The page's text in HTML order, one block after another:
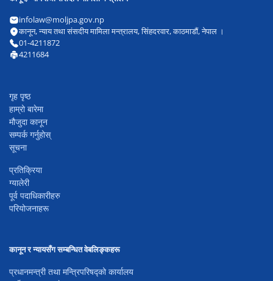
infolaw@moljpa.gov.np
कानून, न्याय तथा संसदीय मामिला मन्त्रालय, सिंहदरवार, काठमाडौं, नेपाल ।
01-4211872
4211684
गृह पृष्ठ
हाम्रो बारेमा
मौजुदा कानून
सम्पर्क गर्नुहोस्
सूचना
प्रतिक्रिया
ग्यालेरी
पूर्व पदाधिकारीहरु
परियोजनाहरू
कानून र न्यायसँग सम्बन्धित वेबलिङ्कहरू
प्रधानमन्त्री तथा मन्त्रिपरिषद्को कार्यालय